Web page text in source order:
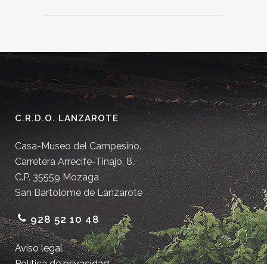
C.R.D.O. LANZAROTE
Casa-Museo del Campesino.
Carretera Arrecife-Tinajo, 8.
C.P. 35559 Mozaga
San Bartolomé de Lanzarote
928 52 10 48
Aviso legal